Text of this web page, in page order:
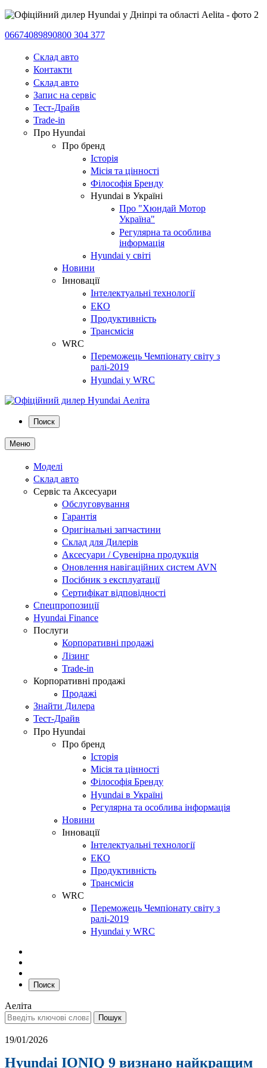
06674089890800 304 377
Склад авто
Контакти
Склад авто
Запис на сервіс
Тест-Драйв
Trade-in
Про Hyundai
Про бренд
Історія
Місія та цінності
Філософія Бренду
Hyundai в Україні
Про "Хюндай Мотор
Україна"
Регулярна та особлива
інформація
Hyundai у світі
Новини
Інновації
Інтелектуальні технології
ЕКО
Продуктивність
Трансмісія
WRC
Переможець Чемпіонату світу з
ралі-2019
Hyundai у WRC
Поиск
Меню
Моделі
Склад авто
Сервіс та Аксесуари
Обслуговування
Гарантія
Оригінальні запчастини
Склад для Дилерів
Аксесуари / Сувенірна продукція
Оновлення навігаційних систем AVN
Посібник з експлуатації
Сертифікат відповідності
Спецпропозиції
Hyundai Finance
Послуги
Корпоративні продажі
Лізинг
Trade-in
Корпоративні продажі
Продажі
Знайти Дилера
Тест-Драйв
Про Hyundai
Про бренд
Історія
Місія та цінності
Філософія Бренду
Hyundai в Україні
Регулярна та особлива інформація
Новини
Інновації
Інтелектуальні технології
ЕКО
Продуктивність
Трансмісія
WRC
Переможець Чемпіонату світу з
ралі-2019
Hyundai у WRC
Поиск
Аеліта
19/01/2026
Hyundai IONIQ 9 визнано найкращим